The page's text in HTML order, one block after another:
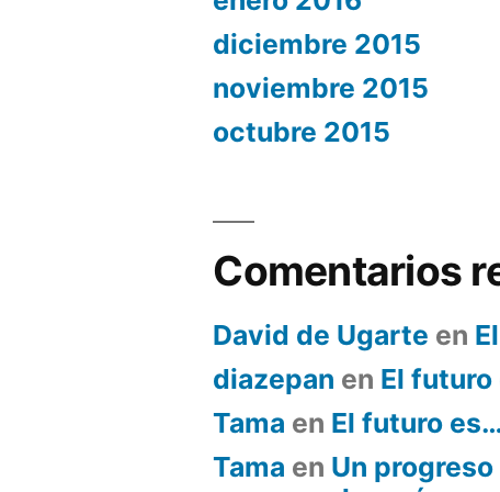
diciembre 2015
noviembre 2015
octubre 2015
Comentarios
David de Ugarte en
diazepan en El futuro
Tama en El futuro
Tama en Un